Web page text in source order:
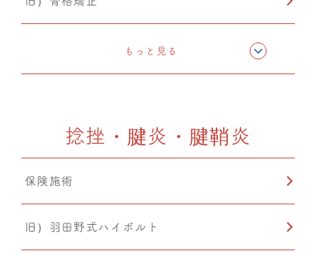
CMC筋膜ストレッチ（リリース）
カッピング
温熱療法
猫背矯正
もっと見る
捻挫・腱炎・腱鞘炎
保険施術
旧）羽田野式ハイボルト